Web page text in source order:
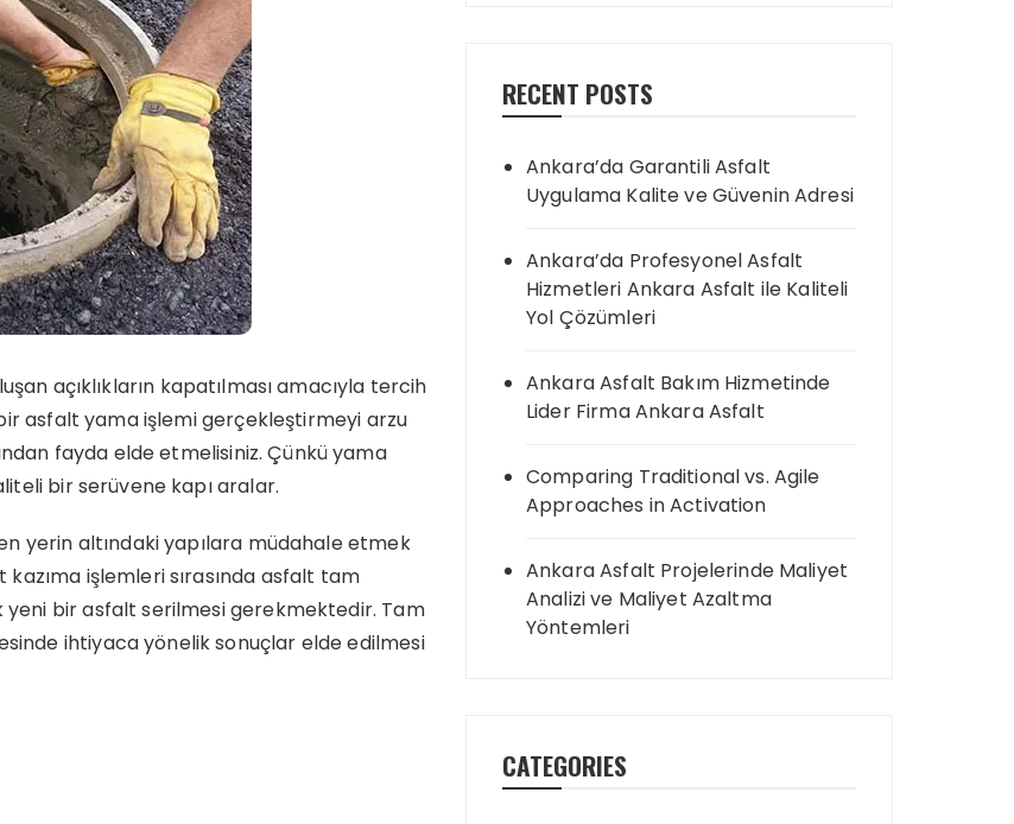
açıklıkların kapatılması amacıyla tercih
asfalt yama işlemi gerçekleştirmeyi arzu
fayda elde etmelisiniz. Çünkü yama
bir serüvene kapı aralar.
yerin altındaki yapılara müdahale etmek
kazıma işlemleri sırasında asfalt tam
yeni bir asfalt serilmesi gerekmektedir. Tam
ihtiyaca yönelik sonuçlar elde edilmesi
RECENT POSTS
Ankara’da Garantili Asfalt
Uygulama Kalite ve Güvenin Adresi
Ankara’da Profesyonel Asfalt
Hizmetleri Ankara Asfalt ile Kaliteli
Yol Çözümleri
Ankara Asfalt Bakım Hizmetinde
Lider Firma Ankara Asfalt
Comparing Traditional vs. Agile
Approaches in Activation
Ankara Asfalt Projelerinde Maliyet
Analizi ve Maliyet Azaltma
Yöntemleri
CATEGORIES